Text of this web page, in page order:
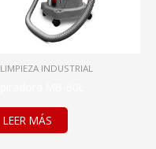
LIMPIEZA INDUSTRIAL
LEER MÁS